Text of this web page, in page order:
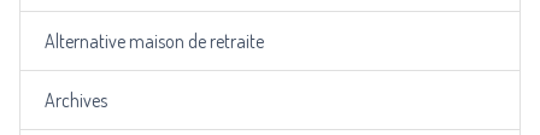
Alternative maison de retraite
Archives